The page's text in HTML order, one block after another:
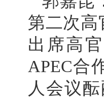
第二次高
出席高
APEC合
人会议